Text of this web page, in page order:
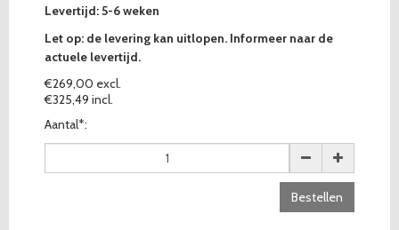
Levertijd: 5-6 weken
Let op: de levering kan uitlopen. Informeer naar de
actuele levertijd.
€269,00 excl.
€325,49 incl.
Aantal*:
Bestellen